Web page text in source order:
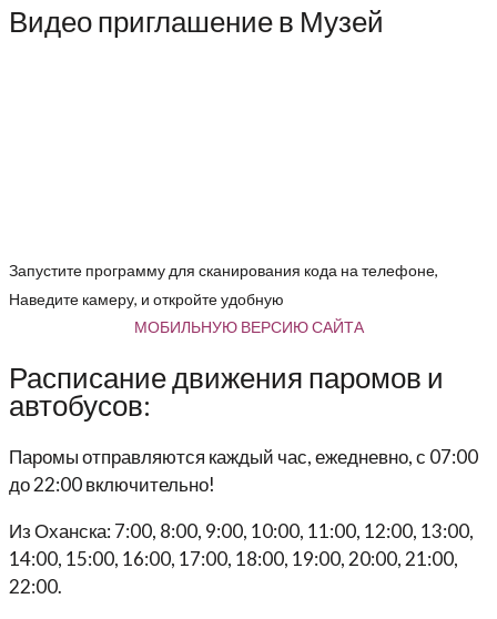
Видео приглашение в Музей
Запустите программу для сканирования кода на телефоне,
Наведите камеру, и откройте удобную
МОБИЛЬНУЮ ВЕРСИЮ САЙТА
Расписание движения паромов и
автобусов:
Паромы отправляются каждый час, ежедневно, с 07:00
до 22:00 включительно!
Из Оханска: 7:00, 8:00, 9:00, 10:00, 11:00, 12:00, 13:00,
14:00, 15:00, 16:00, 17:00, 18:00, 19:00, 20:00, 21:00,
22:00.